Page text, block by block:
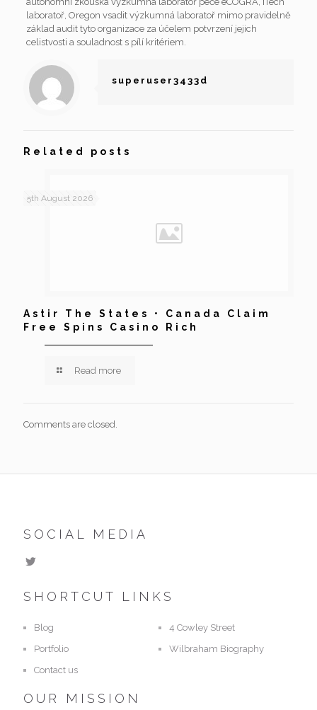
laboratoř, Oregon vsadit výzkumná laboratoř mimo pravidelně
základ audit tyto organizace za účelem potvrzení jejich
celistvosti a souladnost s pílí kritériem.
superuser3433d
Related posts
5th August 2026
Astir The States • Canada Claim
Free Spins Casino Rich
Read more
Comments are closed.
SOCIAL MEDIA
SHORTCUT LINKS
Blog
Portfolio
Contact us
4 Cowley Street
Wilbraham Biography
OUR MISSION